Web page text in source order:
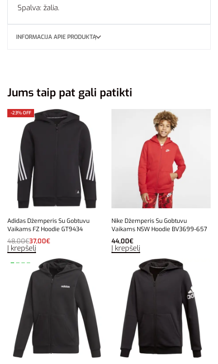
Spalva: žalia.
INFORMACIJA APIE PRODUKTĄ
Jums taip pat gali patikti
-23% OFF
Adidas Džemperis Su Gobtuvu
Vaikams FZ Hoodie GT9434
48,00€37,00€
Į krepšelį
Nike Džemperis Su Gobtuvu
Vaikams NSW Hoodie BV3699-657
44,00€
Į krepšelį